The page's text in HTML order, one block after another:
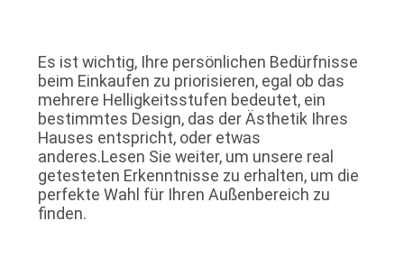
Es ist wichtig, Ihre persönlichen Bedürfnisse
beim Einkaufen zu priorisieren, egal ob das
mehrere Helligkeitsstufen bedeutet, ein
bestimmtes Design, das der Ästhetik Ihres
Hauses entspricht, oder etwas
anderes.Lesen Sie weiter, um unsere real
getesteten Erkenntnisse zu erhalten, um die
perfekte Wahl für Ihren Außenbereich zu
finden.